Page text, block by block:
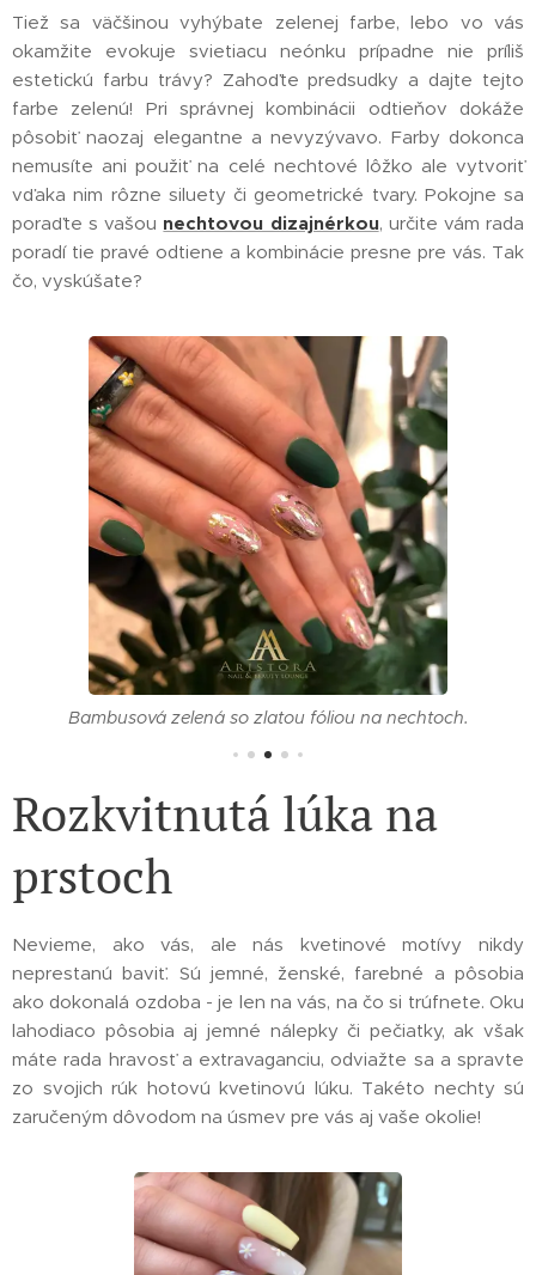
Tiež sa väčšinou vyhýbate zelenej farbe, lebo vo vás
okamžite evokuje svietiacu neónku prípadne nie príliš
estetickú farbu trávy? Zahoďte predsudky a dajte tejto
farbe zelenú! Pri správnej kombinácii odtieňov dokáže
pôsobiť naozaj elegantne a nevyzývavo. Farby dokonca
nemusíte ani použiť na celé nechtové lôžko ale vytvoriť
vďaka nim rôzne siluety či geometrické tvary. Pokojne sa
poraďte s vašou nechtovou dizajnérkou, určite vám rada
poradí tie pravé odtiene a kombinácie presne pre vás. Tak
čo, vyskúšate?
Bambusová zelená so zlatou fóliou na nechtoch.
Rozkvitnutá lúka na
prstoch
Nevieme, ako vás, ale nás kvetinové motívy nikdy
neprestanú baviť. Sú jemné, ženské, farebné a pôsobia
ako dokonalá ozdoba - je len na vás, na čo si trúfnete. Oku
lahodiaco pôsobia aj jemné nálepky či pečiatky, ak však
máte rada hravosť a extravaganciu, odviažte sa a spravte
zo svojich rúk hotovú kvetinovú lúku. Takéto nechty sú
zaručeným dôvodom na úsmev pre vás aj vaše okolie!